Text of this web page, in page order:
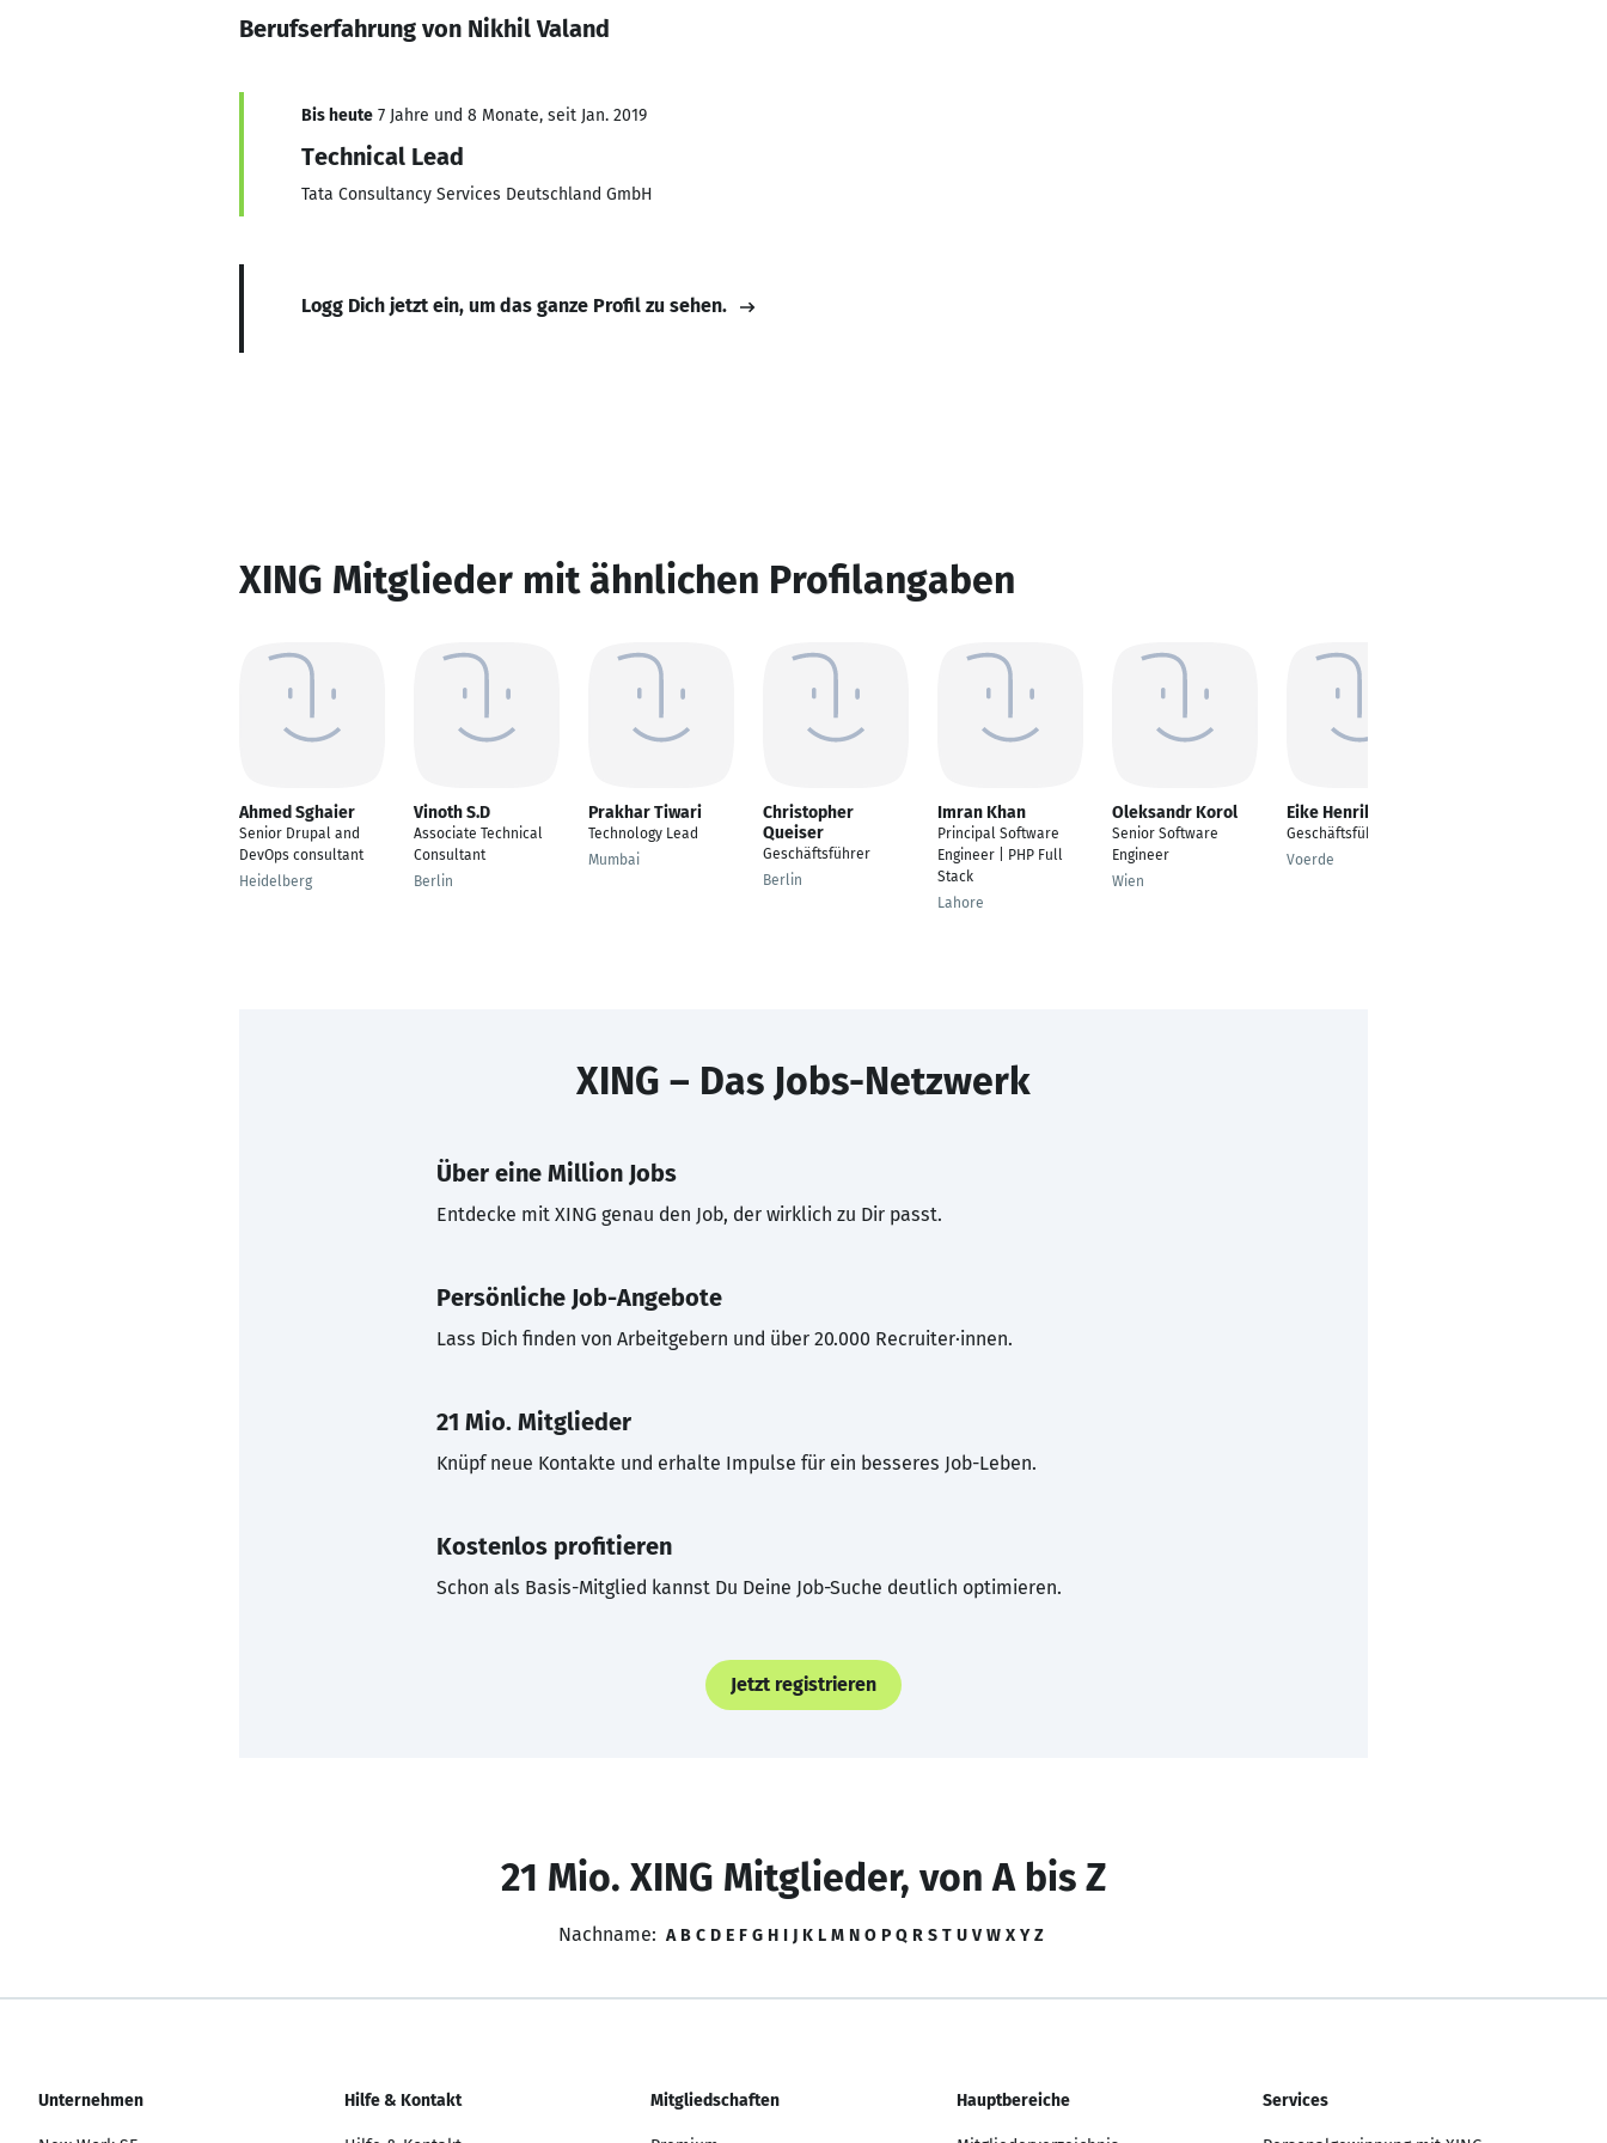
Berufserfahrung von Nikhil Valand
Bis heute 7 Jahre und 8 Monate, seit Jan. 2019
Technical Lead
Tata Consultancy Services Deutschland GmbH
Logg Dich jetzt ein, um das ganze Profil zu sehen.
XING Mitglieder mit ähnlichen Profilangaben
Ahmed Sghaier
Senior Drupal and
DevOps consultant
Heidelberg
Vinoth S.D
Associate Technical
Consultant
Berlin
Prakhar Tiwari
Technology Lead
Mumbai
Christopher
Queiser
Geschäftsführer
Berlin
Imran Khan
Principal Software
Engineer | PHP Full
Stack
Lahore
Oleksandr Korol
Senior Software
Engineer
Wien
Eike Henrik Drost
Geschäftsführer
Voerde
XING – Das Jobs-Netzwerk
Über eine Million Jobs
Entdecke mit XING genau den Job, der wirklich zu Dir passt.
Persönliche Job-Angebote
Lass Dich finden von Arbeitgebern und über 20.000 Recruiter·innen.
21 Mio. Mitglieder
Knüpf neue Kontakte und erhalte Impulse für ein besseres Job-Leben.
Kostenlos profitieren
Schon als Basis-Mitglied kannst Du Deine Job-Suche deutlich optimieren.
Jetzt registrieren
21 Mio. XING Mitglieder, von A bis Z
Nachname: A B C D E F G H I J K L M N O P Q R S T U V W X Y Z
Unternehmen Hilfe & Kontakt Mitgliedschaften Hauptbereiche Services